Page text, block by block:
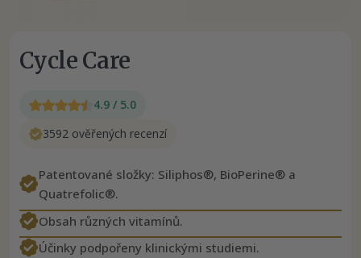
Cycle Care
4.9 / 5.0
3592 ověřených recenzí
Patentované složky: Siliphos®, BioPerine® a
Quatrefolic®.
Obsah různých vitamínů.
Účinky podpořeny klinickými studiemi.